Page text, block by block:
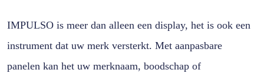
IMPULSO is meer dan alleen een display, het is ook een
instrument dat uw merk versterkt. Met aanpasbare
panelen kan het uw merknaam, boodschap of